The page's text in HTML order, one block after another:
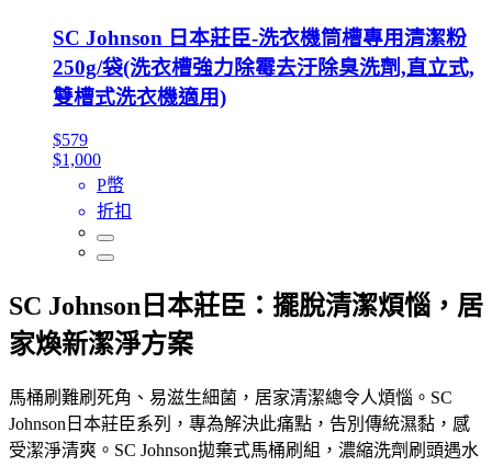
SC Johnson 日本莊臣-洗衣機筒槽專用清潔粉
250g/袋(洗衣槽強力除霉去汙除臭洗劑,直立式,
雙槽式洗衣機適用)
$579
$1,000
P幣
折扣
SC Johnson日本莊臣：擺脫清潔煩惱，居
家煥新潔淨方案
馬桶刷難刷死角、易滋生細菌，居家清潔總令人煩惱。SC
Johnson日本莊臣系列，專為解決此痛點，告別傳統濕黏，感
受潔淨清爽。SC Johnson拋棄式馬桶刷組，濃縮洗劑刷頭遇水